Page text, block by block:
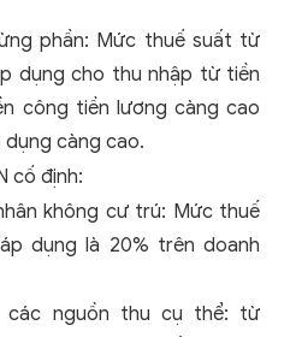
phần: Mức thuế suất từ
dụng cho thu nhập từ tiền
công tiền lương càng cao
càng cao.
cố định:
không cư trú: Mức thuế
dụng là 20% trên doanh
các nguồn thu cụ thể: từ